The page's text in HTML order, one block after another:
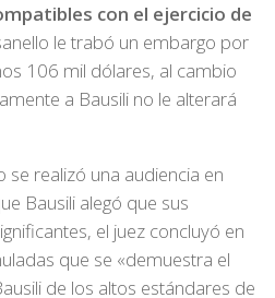
con el ejercicio de
le trabó un embargo por
106 mil dólares, al cambio
a Bausili no le alterará
realizó una audiencia en
Bausili alegó que sus
el juez concluyó en
que se «demuestra el
de los altos estándares de